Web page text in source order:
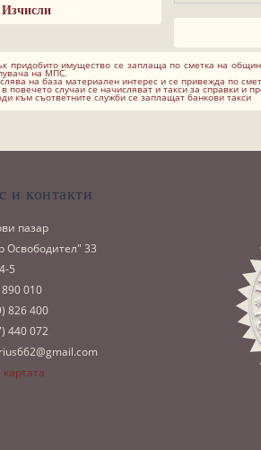
придобито имущество се заплаща по сметка на
на МПС.
на база материален интерес и се привежда по
повечето случаи се начисляват и такси за справки и
към съответните служби се заплащат банкови такси
и контакти
пазар
Освободител" 33
5
010
826 400
440 072